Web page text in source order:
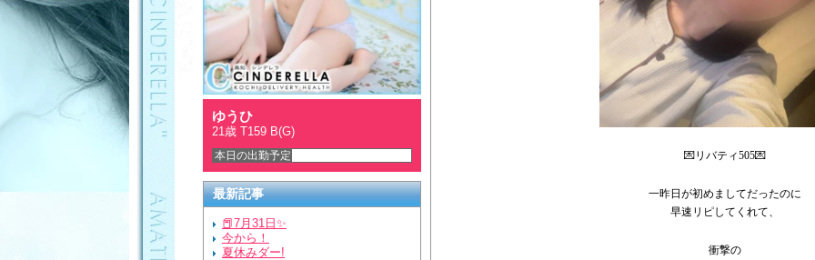
ゆうひ
21歳 T159 B(G)
本日の出勤予定
最新記事
📕7月31日✨
今から！
夏休みダー!
💌リバティ505💌
一昨日が初めましてだったのに
早速リピしてくれて、
衝撃の